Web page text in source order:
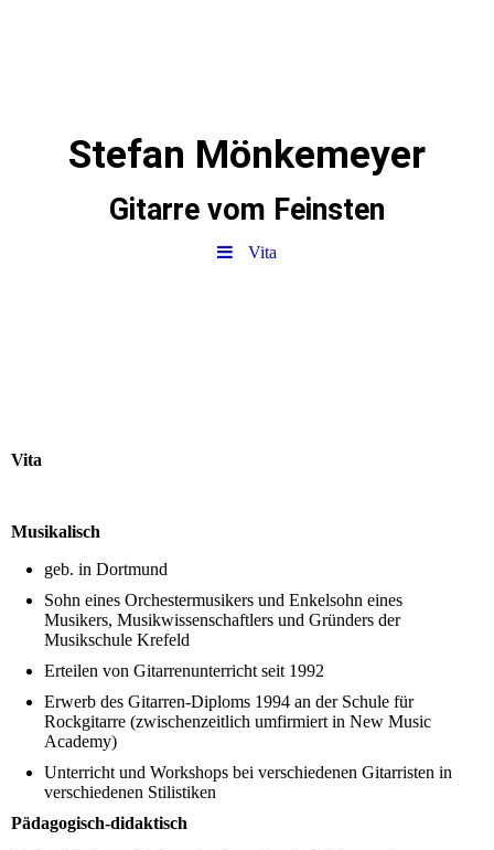
Stefan Mönkemeyer
Gitarre vom Feinsten
Vita
Vita
Musikalisch
geb. in Dortmund
Sohn eines Orchestermusikers und Enkelsohn eines
Musikers, Musikwissenschaftlers und Gründers der
Musikschule Krefeld
Erteilen von Gitarrenunterricht seit 1992
Erwerb des Gitarren-Diploms 1994 an der Schule für
Rockgitarre (zwischenzeitlich umfirmiert in New Music
Academy)
Unterricht und Workshops bei verschiedenen Gitarristen in
verschiedenen Stilistiken
Pädagogisch-didaktisch